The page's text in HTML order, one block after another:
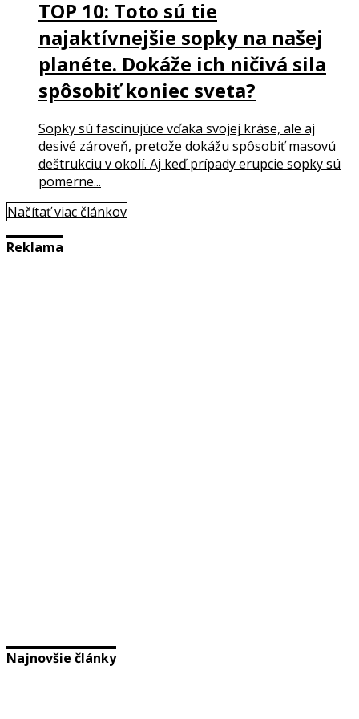
TOP 10: Toto sú tie
najaktívnejšie sopky na našej
planéte. Dokáže ich ničivá sila
spôsobiť koniec sveta?
Sopky sú fascinujúce vďaka svojej kráse, ale aj
desivé zároveň, pretože dokážu spôsobiť masovú
deštrukciu v okolí. Aj keď prípady erupcie sopky sú
pomerne...
Načítať viac článkov
Reklama
Najnovšie články